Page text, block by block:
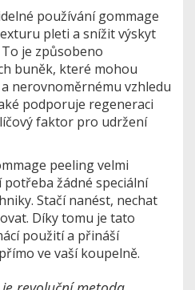
používání gommage
pleti a snížit výskyt
je způsobeno
buněk, které mohou
nerovnoměrnému vzhledu
podporuje regeneraci
faktor pro udržení
peeling velmi
žádné speciální
Stačí nanést, nechat
Díky tomu je tato
použití a přináší
ve vaší koupelně.